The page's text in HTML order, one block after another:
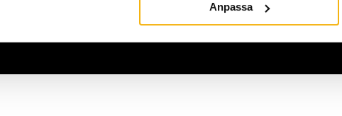
Anpassa